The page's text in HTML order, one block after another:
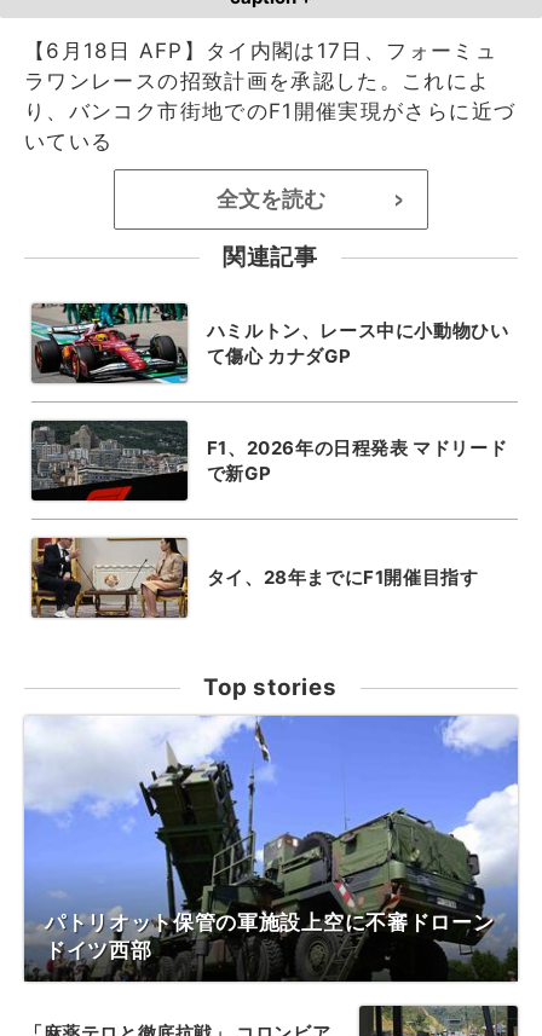
【6月18日 AFP】タイ内閣は17日、フォーミュ
ラワンレースの招致計画を承認した。これによ
り、バンコク市街地でのF1開催実現がさらに近づ
いている
全文を読む >
関連記事
ハミルトン、レース中に小動物ひい
て傷心 カナダGP
F1、2026年の日程発表 マドリード
で新GP
タイ、28年までにF1開催目指す
Top stories
パトリオット保管の軍施設上空に不審ドローン
ドイツ西部